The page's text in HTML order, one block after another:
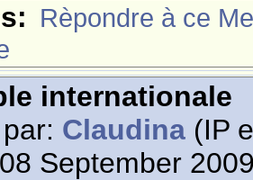
Rèpondre à ce
internationale
Claudina (IP
September